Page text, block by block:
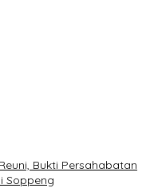
Bukti Persahabatan
Soppeng